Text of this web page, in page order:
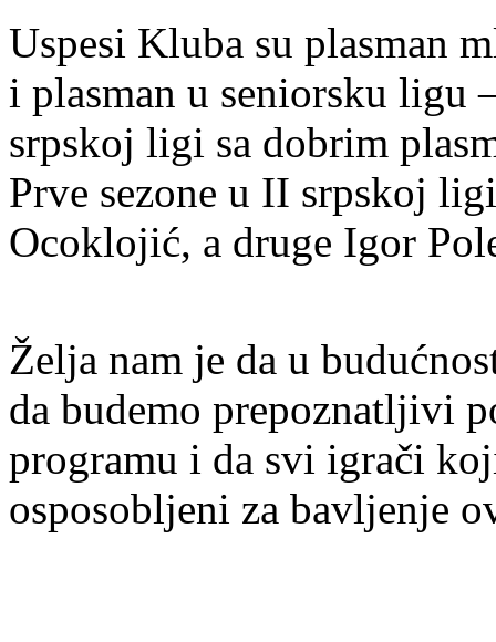
Uspesi Kluba su plasman
i plasman u seniorsku ligu
srpskoj ligi sa dobrim
Prve sezone u II srpskoj
Ocoklojić, a druge Igor
Želja nam je da u
da budemo prepoznatljivi
programu i da svi igrači
osposobljeni za bavljenje